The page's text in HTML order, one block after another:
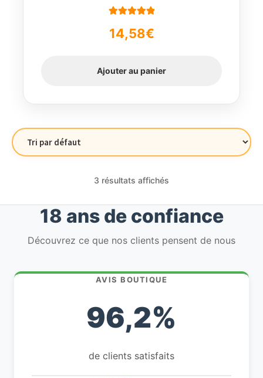
5
14,58€
Ajouter au panier
3 résultats affichés
18 ans de confiance
Découvrez ce que nos clients pensent de nous
AVIS BOUTIQUE
96,2%
de clients satisfaits